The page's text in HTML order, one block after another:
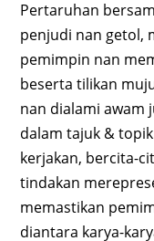
Pertaruhan
penjudi nan getol,
pemimpin nan
beserta tilikan
nan dialami awam
dalam tajuk &
kerjakan, bercita-
tindakan
memastikan
diantara karya-